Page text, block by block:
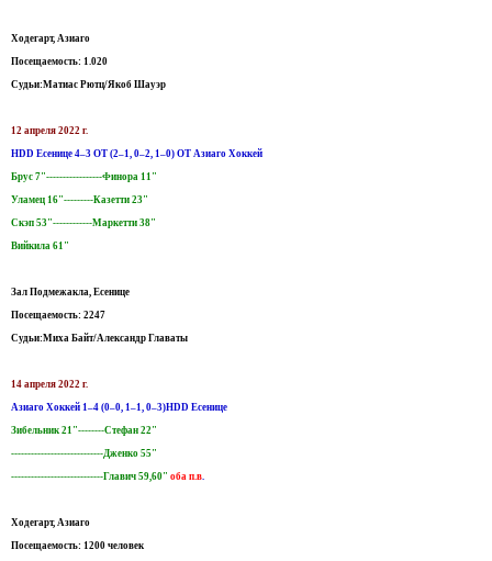
Ходегарт, Азиаго
Посещаемость: 1.020
Судьи:Матиас Рютц/Якоб Шауэр
12 апреля 2022 г.
HDD Есенице 4–3 ОТ (2–1, 0–2, 1–0) ОТ Азиаго Хоккей
Брус 7"-----------------Финора 11"
Уламец 16"---------Казетти 23"
Скэп 53"------------Маркетти 38"
Вийкила 61"
Зал Подмежакла, Есенице
Посещаемость: 2247
Судьи:Миха Байт/Александр Главаты
14 апреля 2022 г.
Азиаго Хоккей 1–4 (0–0, 1–1, 0–3)HDD Есенице
Зибельник 21"--------Стефан 22"
----------------------------Дженко 55"
----------------------------Главич 59,60" оба п.в
Ходегарт, Азиаго
Посещаемость: 1200 человек